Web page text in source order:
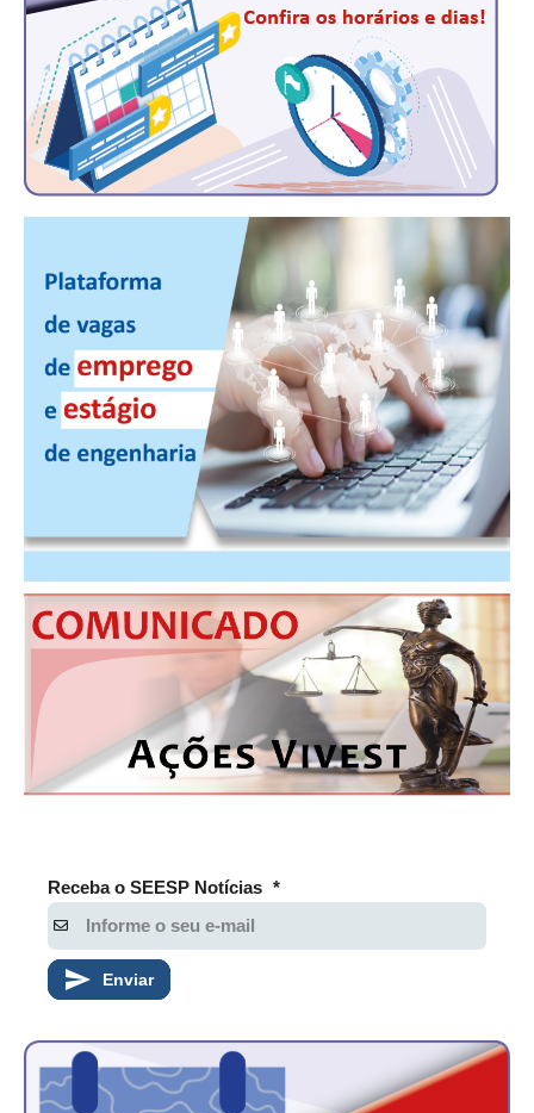
NOTÍCIAS NO WHATSAPP
FOTOS
PUBLICAÇÕES
PUBLICIDADE
RELEASES
CONTATO
CADASTRO
ASSOCIE-SE
ATUALIZAÇÃO CADASTRAL
Receba o SEESP Notícias *
Enviar